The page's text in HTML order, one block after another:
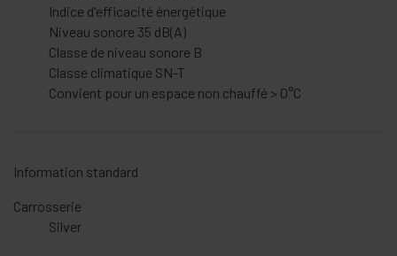
Indice d'efficacité énergétique
Niveau sonore 35 dB(A)
Classe de niveau sonore B
Classe climatique SN-T
Convient pour un espace non chauffé > 0°C
Information standard
Carrosserie
Silver